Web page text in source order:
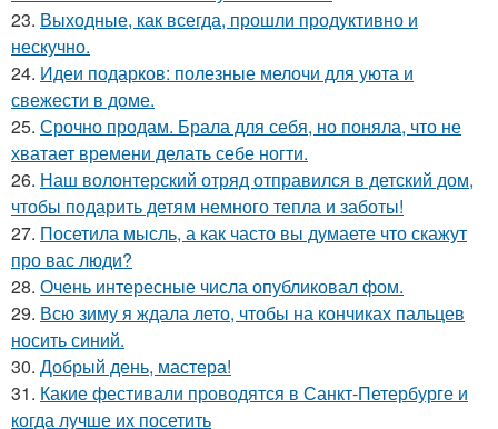
23. Выходные, как всегда, прошли продуктивно и
нескучно.
24. Идеи подарков: полезные мелочи для уюта и
свежести в доме.
25. Срочно продам. Брала для себя, но поняла, что не
хватает времени делать себе ногти.
26. Наш волонтерский отряд отправился в детский дом,
чтобы подарить детям немного тепла и заботы!
27. Посетила мысль, а как часто вы думаете что скажут
про вас люди?
28. Очень интересные числа опубликовал фом.
29. Всю зиму я ждала лето, чтобы на кончиках пальцев
носить синий.
30. Добрый день, мастера!
31. Какие фестивали проводятся в Санкт-Петербурге и
когда лучше их посетить